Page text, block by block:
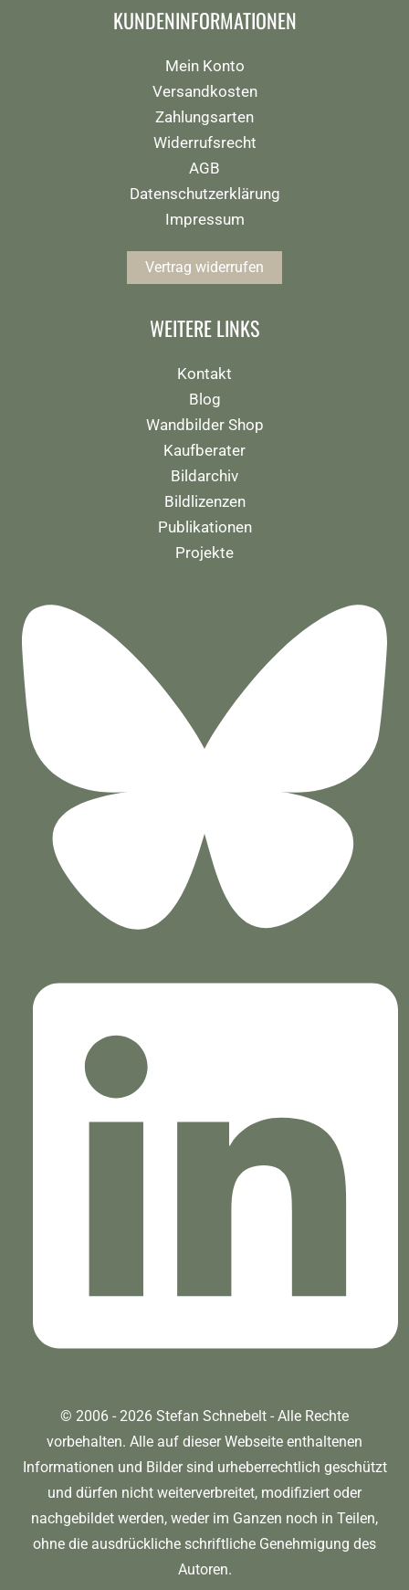
KUNDENINFORMATIONEN
Mein Konto
Versandkosten
Zahlungsarten
Widerrufsrecht
AGB
Datenschutzerklärung
Impressum
Vertrag widerrufen
WEITERE LINKS
Kontakt
Blog
Wandbilder Shop
Kaufberater
Bildarchiv
Bildlizenzen
Publikationen
Projekte
© 2006 - 2026 Stefan Schnebelt - Alle Rechte
vorbehalten. Alle auf dieser Webseite enthaltenen
Informationen und Bilder sind urheberrechtlich geschützt
und dürfen nicht weiterverbreitet, modifiziert oder
nachgebildet werden, weder im Ganzen noch in Teilen,
ohne die ausdrückliche schriftliche Genehmigung des
Autoren.